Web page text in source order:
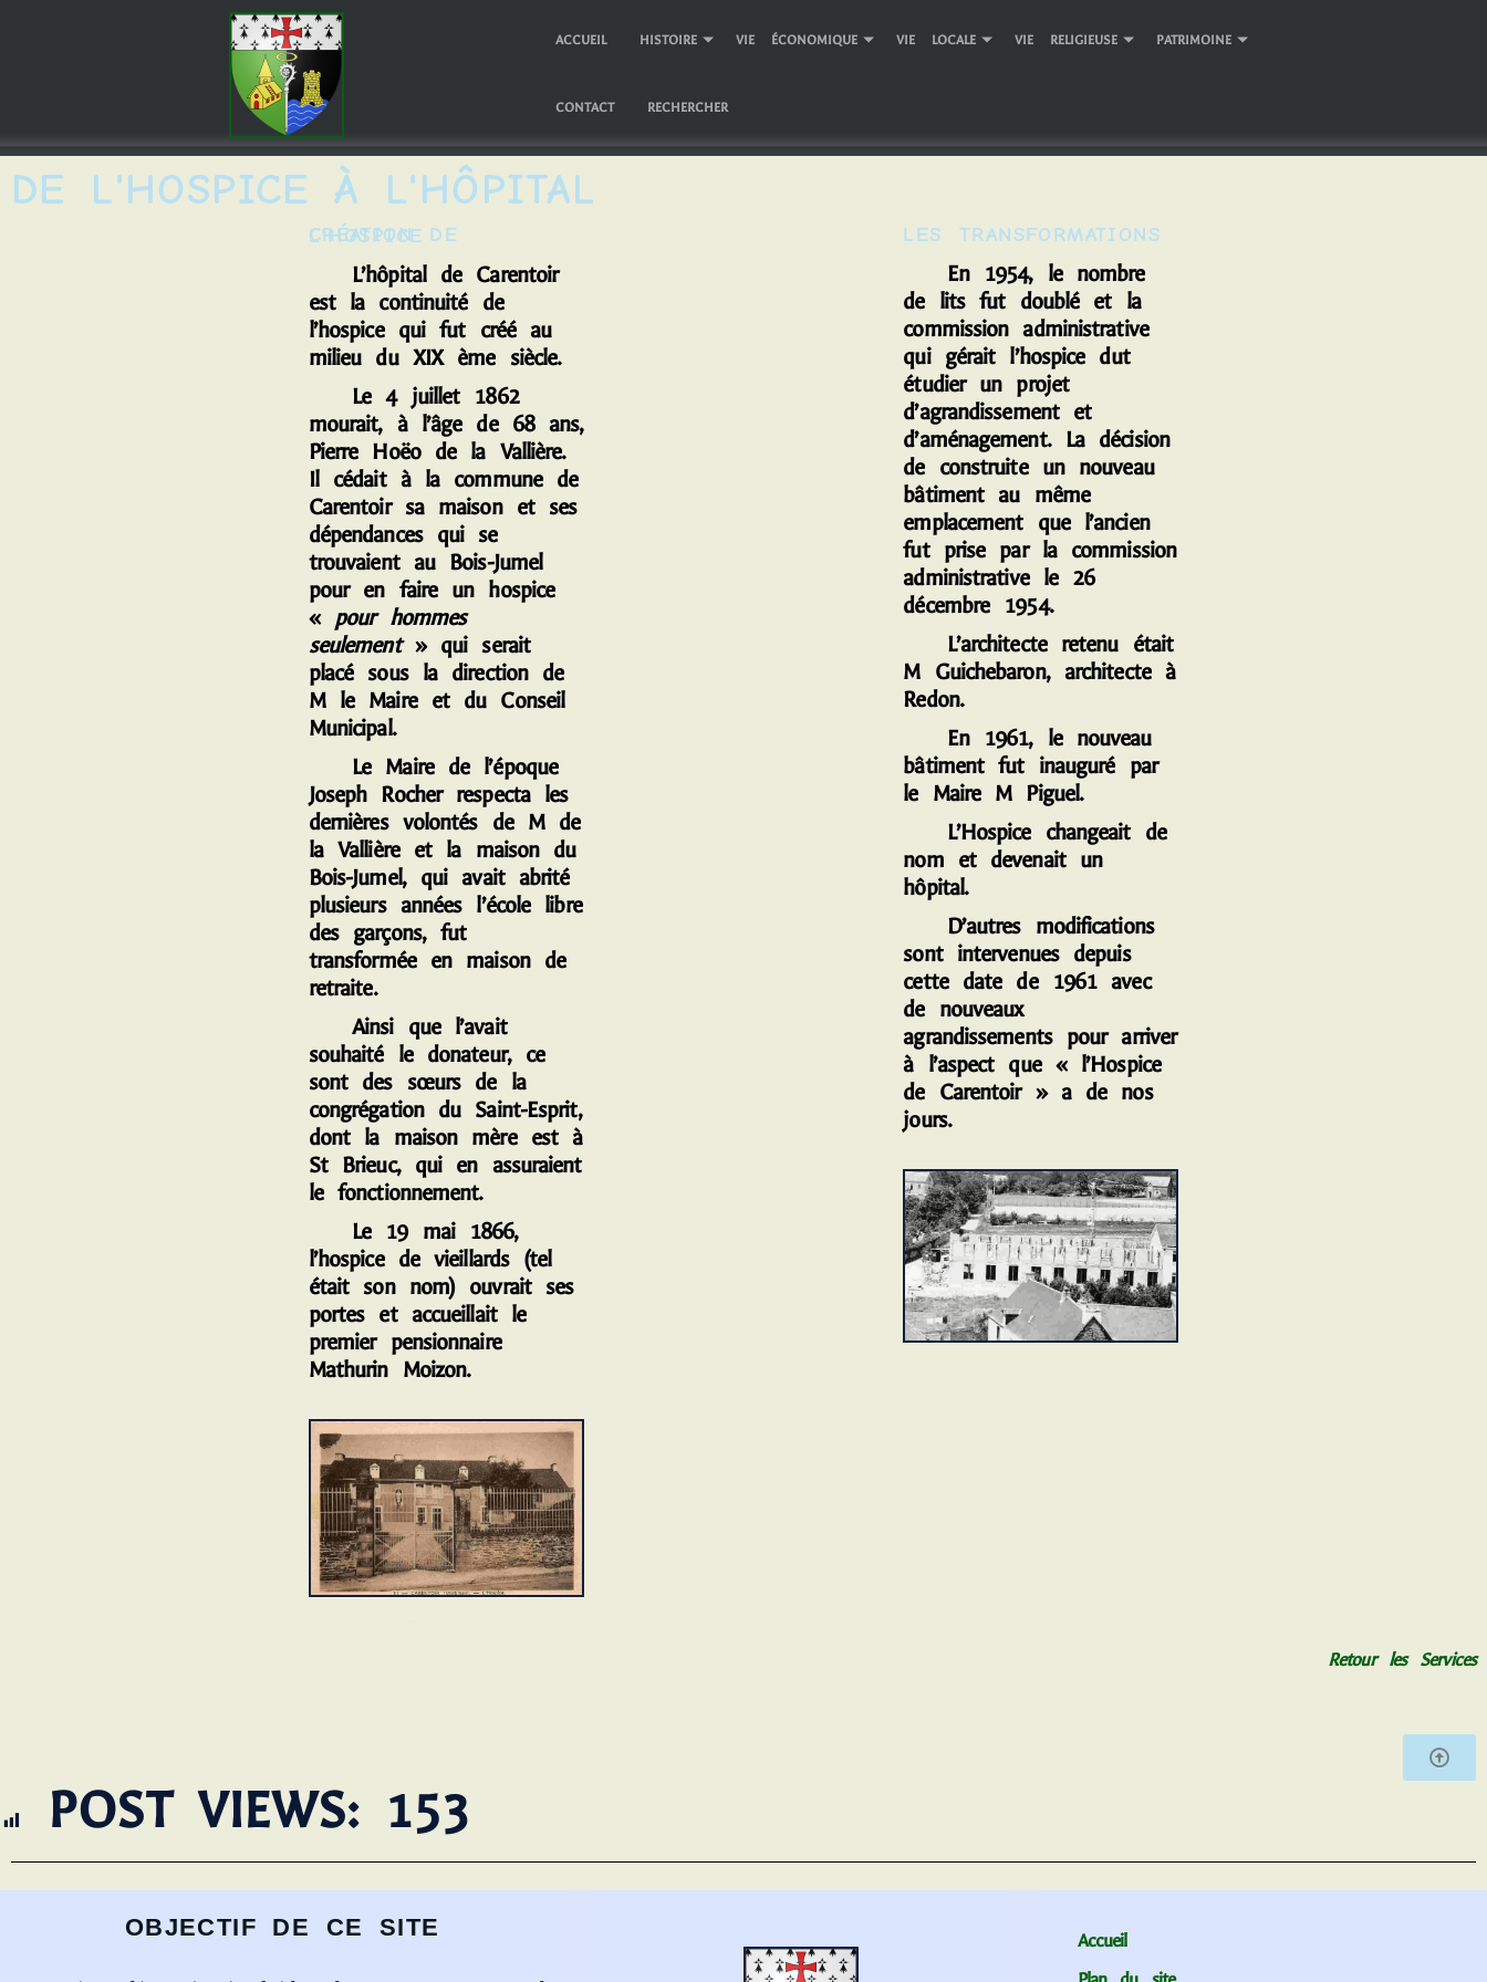
ACCUEIL HISTOIRE VIE ÉCONOMIQUE VIE LOCALE VIE RELIGIEUSE PATRIMOINE
CONTACT RECHERCHER
DE L'HOSPICE À L'HÔPITAL
CRÉATION DE L'HOSPICE
L’hôpital de Carentoir
est la continuité de
l’hospice qui fut créé au
milieu du XIX ème siècle.
Le 4 juillet 1862
mourait, à l’âge de 68 ans,
Pierre Hoëo de la Vallière.
Il cédait à la commune de
Carentoir sa maison et ses
dépendances qui se
trouvaient au Bois-Jumel
pour en faire un hospice
«pour hommes
seulement» qui serait
placé sous la direction de
M le Maire et du Conseil
Municipal.
Le Maire de l’époque
Joseph Rocher respecta les
dernières volontés de M de
la Vallière et la maison du
Bois-Jumel, qui avait abrité
plusieurs années l’école libre
des garçons, fut
transformée en maison de
retraite.
Ainsi que l’avait
souhaité le donateur, ce
sont des sœurs de la
congrégation du Saint-Esprit,
dont la maison mère est à
St Brieuc, qui en assuraient
le fonctionnement.
Le 19 mai 1866,
l’hospice de vieillards (tel
était son nom) ouvrait ses
portes et accueillait le
premier pensionnaire
Mathurin Moizon.
LES TRANSFORMATIONS
En 1954, le nombre
de lits fut doublé et la
commission administrative
qui gérait l’hospice dut
étudier un projet
d’agrandissement et
d’aménagement. La décision
de construite un nouveau
bâtiment au même
emplacement que l’ancien
fut prise par la commission
administrative le 26
décembre 1954.
L’architecte retenu était
M Guichebaron, architecte à
Redon.
En 1961, le nouveau
bâtiment fut inauguré par
le Maire M Piguel.
L’Hospice changeait de
nom et devenait un
hôpital.
D’autres modifications
sont intervenues depuis
cette date de 1961 avec
de nouveaux
agrandissements pour arriver
à l’aspect que « l’Hospice
de Carentoir » a de nos
jours.
Retour les Services
POST VIEWS: 153
OBJECTIF DE CE SITE
Accueil